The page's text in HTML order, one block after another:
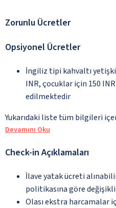
Zorunlu Ücretler
Opsiyonel Ücretler
İngiliz tipi kahvaltı
INR, çocuklar için 150
edilmektedir
Yukarıdaki liste tüm bilgileri
Devamını Oku
Check-in Açıklamaları
İlave yatak ücreti
politikasına göre
Olası ekstra harcamalar